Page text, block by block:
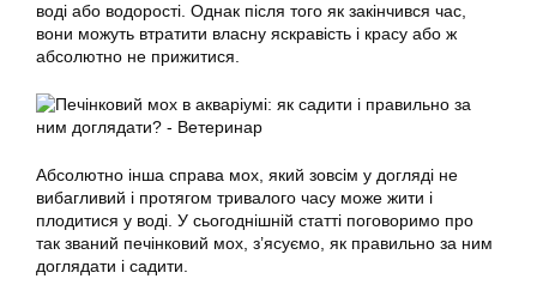
воді або водорості. Однак після того як закінчився час,
вони можуть втратити власну яскравість і красу або ж
абсолютно не прижитися.
Абсолютно інша справа мох, який зовсім у догляді не
вибагливий і протягом тривалого часу може жити і
плодитися у воді. У сьогоднішній статті поговоримо про
так званий печінковий мох, з’ясуємо, як правильно за ним
доглядати і садити